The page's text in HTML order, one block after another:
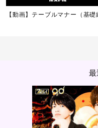
【動画】テーブルマナー（基礎
最